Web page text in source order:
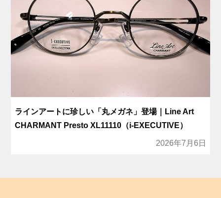
ラインアートに珍しい「丸メガネ」登場｜Line Art
CHARMANT Presto XL11110（i-EXECUTIVE）
2026年7月6日